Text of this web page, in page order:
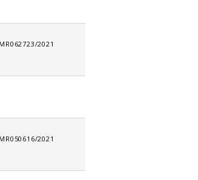
MR062723/2021
MR050616/2021